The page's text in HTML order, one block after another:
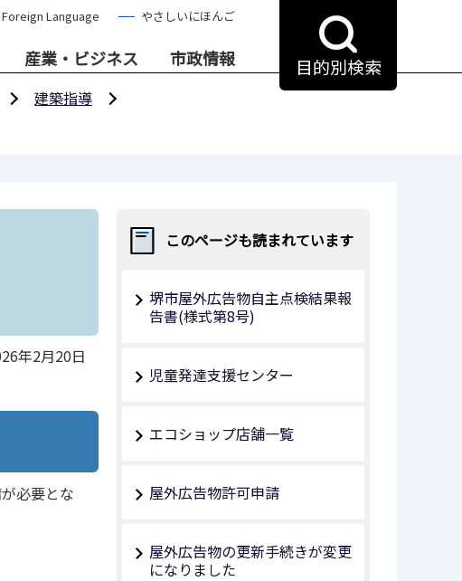
Foreign Language やさしいにほんご
産業・ビジネス 市政情報 目的別検索
建築指導
年2月20日
必要とな
このページも読まれています
堺市屋外広告物自主点検結果報
告書(様式第8号)
児童発達支援センター
エコショップ店舗一覧
屋外広告物許可申請
屋外広告物の更新手続きが変更
になりました